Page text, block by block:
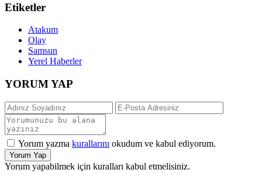
Etiketler
Atakum
Olay
Samsun
Yerel Haberler
YORUM YAP
Yorum yazma kurallarını okudum ve kabul ediyorum.
Yorum Yap
Yorum yapabilmek için kuralları kabul etmelisiniz.